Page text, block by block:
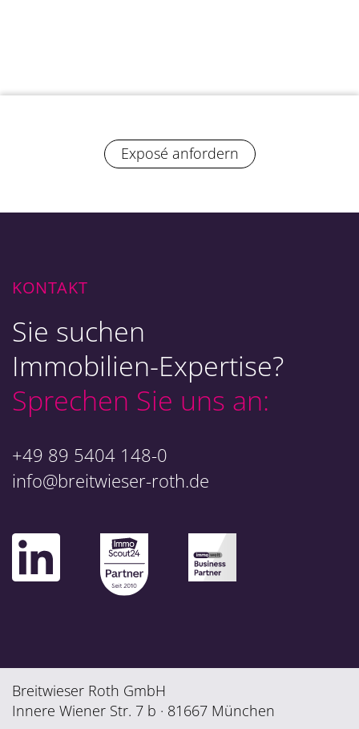
Exposé anfordern
KONTAKT
Sie suchen
Immobilien-Expertise?
Sprechen Sie uns an:
+49 89 5404 148-0
info@breitwieser-roth.de
Breitwieser Roth GmbH
Innere Wiener Str. 7 b · 81667 München